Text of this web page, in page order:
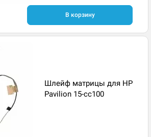
В корзину
Шлейф матрицы для HP
Pavilion 15-cc100